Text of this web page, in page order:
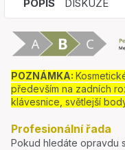
POPIS DISKUZE
POZNÁMKA:
především na zadních
klávesnice, světlejší
Profesionální řada
Pokud hledáte opravdu